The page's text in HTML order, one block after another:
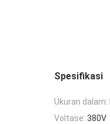
Spesifikasi
Ukuran dalam:
Voltase: 380V